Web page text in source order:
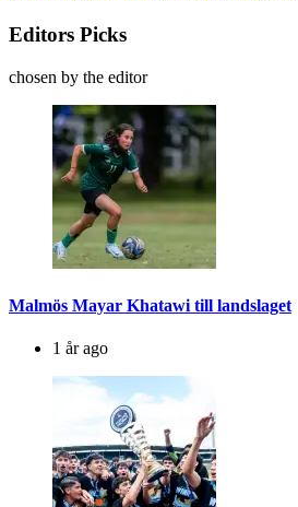
Editors Picks
chosen by the editor
Malmös Mayar Khatawi till landslaget
1 år ago